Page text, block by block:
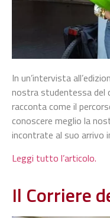
In un’intervista
nostra studentessa del
racconta come il
conoscere meglio la
incontrate al suo arrivo
Leggi tutto l’articolo.
Il Corriere